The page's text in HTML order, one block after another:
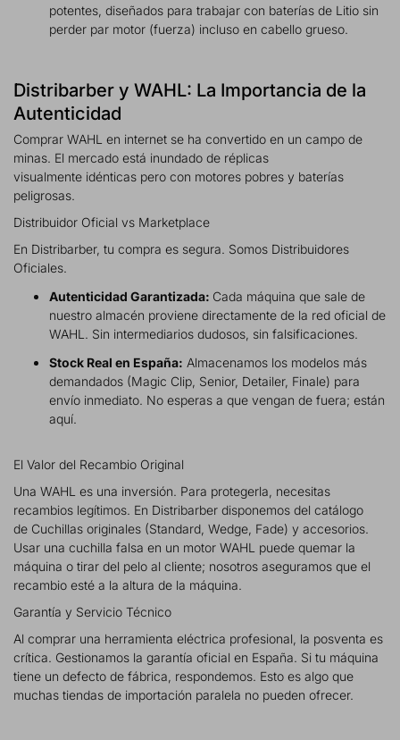
potentes, diseñados para trabajar con baterías de Litio sin
perder par motor (fuerza) incluso en cabello grueso.
Distribarber y WAHL: La Importancia de la
Autenticidad
Comprar WAHL en internet se ha convertido en un campo de
minas. El mercado está inundado de réplicas
visualmente idénticas pero con motores pobres y baterías
peligrosas.
Distribuidor Oficial vs Marketplace
En Distribarber, tu compra es segura. Somos Distribuidores
Oficiales.
Autenticidad Garantizada: Cada máquina que sale de
nuestro almacén proviene directamente de la red oficial de
WAHL. Sin intermediarios dudosos, sin falsificaciones.
Stock Real en España: Almacenamos los modelos más
demandados (Magic Clip, Senior, Detailer, Finale) para
envío inmediato. No esperas a que vengan de fuera; están
aquí.
El Valor del Recambio Original
Una WAHL es una inversión. Para protegerla, necesitas
recambios legítimos. En Distribarber disponemos del catálogo
de Cuchillas originales (Standard, Wedge, Fade) y accesorios.
Usar una cuchilla falsa en un motor WAHL puede quemar la
máquina o tirar del pelo al cliente; nosotros aseguramos que el
recambio esté a la altura de la máquina.
Garantía y Servicio Técnico
Al comprar una herramienta eléctrica profesional, la posventa es
crítica. Gestionamos la garantía oficial en España. Si tu máquina
tiene un defecto de fábrica, respondemos. Esto es algo que
muchas tiendas de importación paralela no pueden ofrecer.